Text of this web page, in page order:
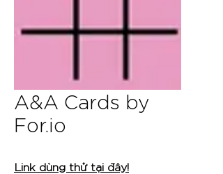
A&A Cards by
For.io
Link dùng thử tại đây!